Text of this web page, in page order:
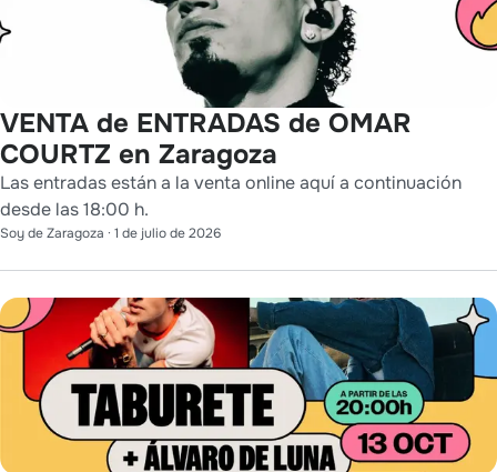
VENTA de ENTRADAS de OMAR
COURTZ en Zaragoza
Las entradas están a la venta online aquí a continuación
desde las 18:00 h.
Soy de Zaragoza · 1 de julio de 2026